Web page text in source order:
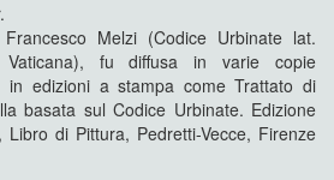
Melzi (Codice Urbinate lat.
Vaticana), fu diffusa in varie copie
in edizioni a stampa come Trattato di
basata sul Codice Urbinate. Edizione
Libro di Pittura, Pedretti-Vecce, Firenze